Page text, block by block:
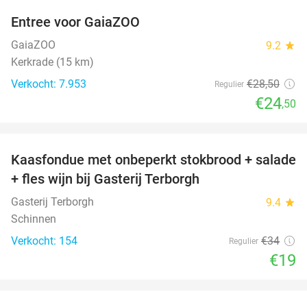
Entree voor GaiaZOO
GaiaZOO 9.2 star
Kerkrade (15 km)
Verkocht: 7.953
Regulier €28,50
€24,50
44%
Kaasfondue met onbeperkt stokbrood + salade
+ fles wijn bij Gasterij Terborgh
Gasterij Terborgh 9.4 star
Schinnen
Verkocht: 154
Regulier €34
€19